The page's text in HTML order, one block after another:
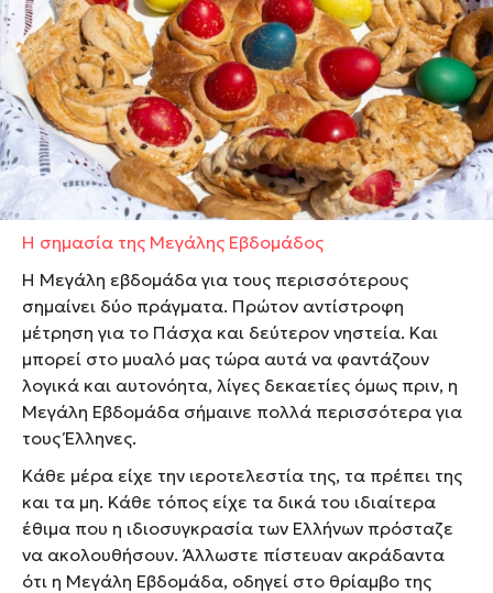
ζωής σηματοδοτώντας παράλληλα το τέλος του
χειμώνα και την αρχή της Άνοιξης.Τα ήθη και έθιμα
της Μεγάλης Εβδομάδας και του Πάσχα, είναι
βγαλμένα από τις ρίζες του πολιτισμού και τις
διηγήσεις των γιαγιάδων, έθιμα που κάποια καλά
κρατούν με το πέρασμα του χρόνου και κάποια
άλλα καλούμαστε να τα αναβιώσουμε.
Η σημασία της Μεγάλης Εβδομάδος
Η Μεγάλη εβδομάδα για τους περισσότερους
σημαίνει δύο πράγματα. Πρώτον αντίστροφη
μέτρηση για το Πάσχα και δεύτερον νηστεία. Και
μπορεί στο μυαλό μας τώρα αυτά να φαντάζουν
λογικά και αυτονόητα, λίγες δεκαετίες όμως πριν, η
Μεγάλη Εβδομάδα σήμαινε πολλά περισσότερα για
τους Έλληνες.
Κάθε μέρα είχε την ιεροτελεστία της, τα πρέπει της
και τα μη. Κάθε τόπος είχε τα δικά του ιδιαίτερα
έθιμα που η ιδιοσυγκρασία των Ελλήνων πρόσταζε
να ακολουθήσουν. Άλλωστε πίστευαν ακράδαντα
ότι η Μεγάλη Εβδομάδα, οδηγεί στο θρίαμβο της